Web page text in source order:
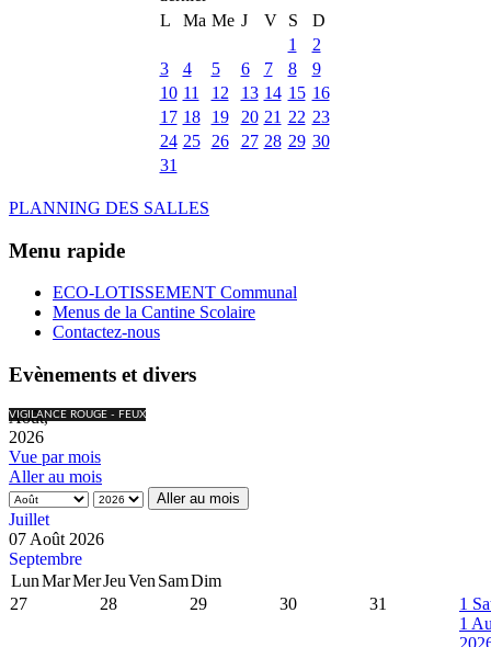
L
Ma Me J V S
D
1
2
3
4 5 6 7 8
9
10 11 12 13 14 15 16
17 18 19 20 21 22 23
24 25 26 27 28 29 30
31
PLANNING DES SALLES
Menu rapide
ECO-LOTISSEMENT Communal
Menus de la Cantine Scolaire
Contactez-nous
Evènements et divers
VIGILANCE ROUGE - FEUX
Août,
2026
Vue par mois
Aller au mois
Aller au mois
Juillet
07 Août 2026
Septembre
LunMarMerJeuVen SamDim
27
28 29 30 31 1
1